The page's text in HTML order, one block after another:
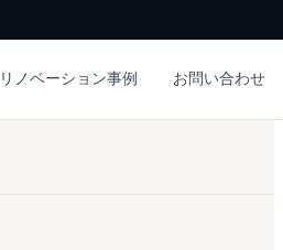
リノベーション事例 お問い合わせ